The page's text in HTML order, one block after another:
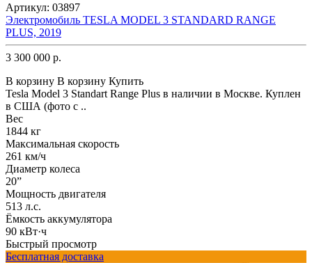
Артикул: 03897
Электромобиль TESLA MODEL 3 STANDARD RANGE
PLUS, 2019
3 300 000 р.
В корзину В корзину Купить
Tesla Model 3 Standart Range Plus в наличии в Москве. Куплен
в США (фото с ..
Вес
1844 кг
Максимальная скорость
261 км/ч
Диаметр колеса
20”
Мощность двигателя
513 л.с.
Ёмкость аккумулятора
90 кВт·ч
Быстрый просмотр
Бесплатная доставка